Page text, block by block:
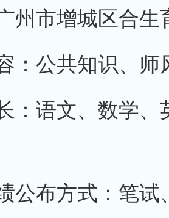
州市增城区合生
：公共知识、
：语文、数学
公布方式：笔